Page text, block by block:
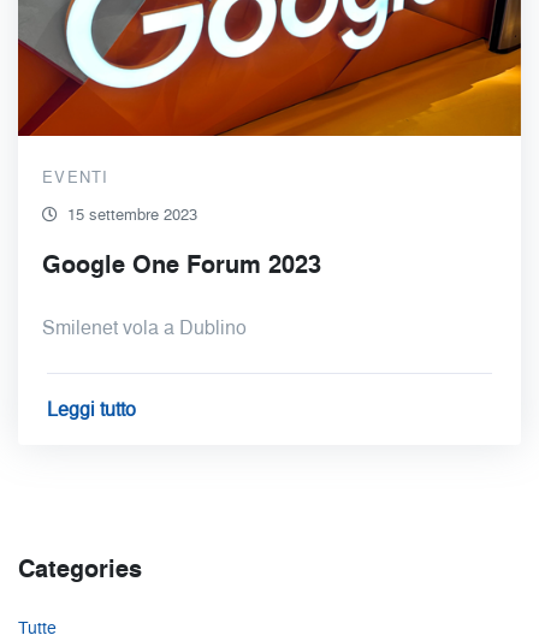
EVENTI
15 settembre 2023
Google One Forum 2023
Smilenet vola a Dublino
Leggi tutto
Categories
Tutte